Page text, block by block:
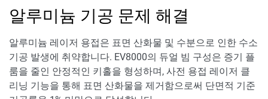
알루미늄 기공 문제 해결
알루미늄 레이저 용접은 표면 산화물 및 수분으로 인한 수소
기공 발생에 취약합니다. EV8000의 듀얼 빔 구성은 증기 플
룸을 줄인 안정적인 키홀을 형성하며, 사전 용접 레이저 클
리닝 기능을 통해 표면 산화물을 제거함으로써 단면적 기준